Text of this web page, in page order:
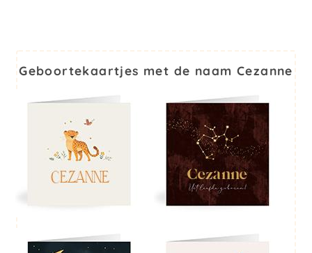
Geboortekaartjes met de naam Cezanne